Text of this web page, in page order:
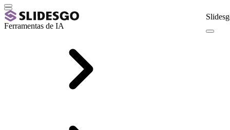
Ferramentas de IA